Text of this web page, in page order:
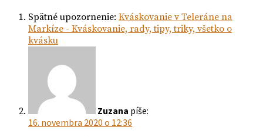
Spätné upozornenie: Kváskovanie v Teleráne na
Markíze - Kváskovanie, rady, tipy, triky, všetko o
kvásku
Zuzana píše:
16. novembra 2020 o 12:36